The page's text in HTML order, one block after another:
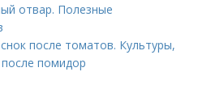
отвар. Полезные
после томатов. Культуры,
помидор